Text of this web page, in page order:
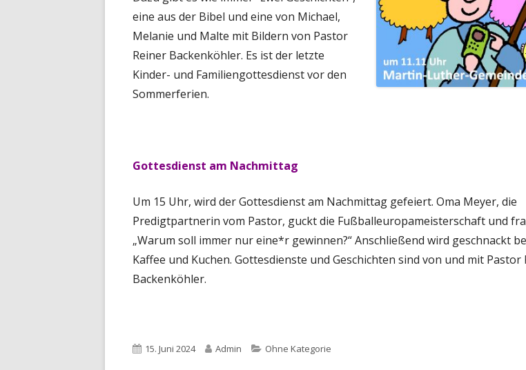
eine aus der Bibel und eine von Michael,
Melanie und Malte mit Bildern von Pastor
Reiner Backenköhler. Es ist der letzte
Kinder- und Familiengottesdienst vor den
Sommerferien.
Gottesdienst am Nachmittag
Um 15 Uhr, wird der Gottesdienst am Nachmittag gefeiert. Oma Meyer, die
Predigtpartnerin vom Pastor, guckt die Fußballeuropameisterschaft und
„Warum soll immer nur eine*r gewinnen?“ Anschließend wird geschnackt
Kaffee und Kuchen. Gottesdienste und Geschichten sind von und mit Pastor
Backenköhler.
Veröffentlicht
15. Juni 2024 Autor
Admin Kategorien
Ohne Kategorie